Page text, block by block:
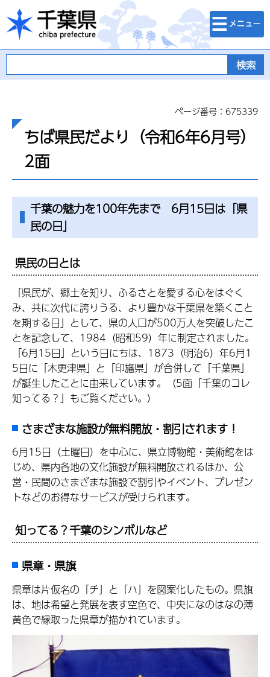
千葉県
検索・メニュ
ー
ページ番号：675339
ちば県民だより（令和6年6月号）
2面
千葉の魅力を100年先まで 6月15日は「県
民の日」
県民の日とは
「県民が、郷土を知り、ふるさとを愛する心をはぐく
み、共に次代に誇りうる、より豊かな千葉県を築くこと
を期する日」として、県の人口が500万人を突破したこ
とを記念して、1984（昭和59）年に制定されました。
「6月15日」という日にちは、1873（明治6）年6月1
5日に「木更津県」と「印旛県」が合併して「千葉県」
が誕生したことに由来しています。（5面「千葉のコレ
知ってる？」もご覧ください。）
さまざまな施設が無料開放・割引されます！
6月15日（土曜日）を中心に、県立博物館・美術館をは
じめ、県内各地の文化施設が無料開放されるほか、公
営・民間のさまざまな施設で割引やイベント、プレゼン
トなどのお得なサービスが受けられます。
知ってる？千葉のシンボルなど
県章・県旗
県章は片仮名の「チ」と「ハ」を図案化したもの。県旗
は、地は希望と発展を表す空色で、中央になのはなの薄
黄色で縁取った県章が描かれています。